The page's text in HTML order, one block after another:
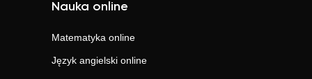
Nauka online
Matematyka online
Język angielski online